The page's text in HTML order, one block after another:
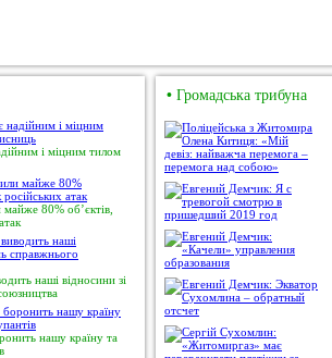
і міцним тилом
майже 80% об’єктів,
наші відносини зі
нашу країну та
• Громадська трибуна